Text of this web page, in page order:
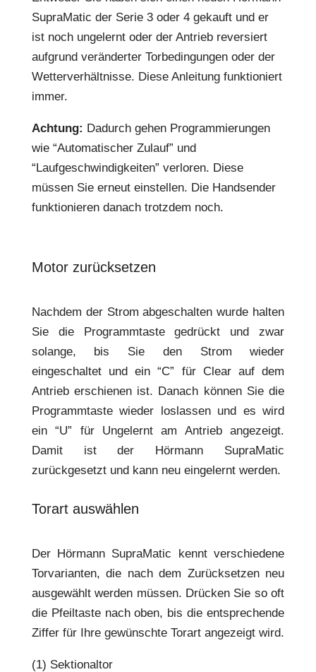
SupraMatic der Serie 3 oder 4 gekauft und er
ist noch ungelernt oder der Antrieb reversiert
aufgrund veränderter Torbedingungen oder der
Wetterverhältnisse. Diese Anleitung funktioniert
immer.
Achtung: Dadurch gehen Programmierungen
wie “Automatischer Zulauf” und
“Laufgeschwindigkeiten” verloren. Diese
müssen Sie erneut einstellen. Die Handsender
funktionieren danach trotzdem noch.
Motor zurücksetzen
Nachdem der Strom abgeschalten wurde halten
Sie die Programmtaste gedrückt und zwar
solange, bis Sie den Strom wieder
eingeschaltet und ein “C” für Clear auf dem
Antrieb erschienen ist. Danach können Sie die
Programmtaste wieder loslassen und es wird
ein “U” für Ungelernt am Antrieb angezeigt.
Damit ist der Hörmann SupraMatic
zurückgesetzt und kann neu eingelernt werden.
Torart auswählen
Der Hörmann SupraMatic kennt verschiedene
Torvarianten, die nach dem Zurücksetzen neu
ausgewählt werden müssen. Drücken Sie so oft
die Pfeiltaste nach oben, bis die entsprechende
Ziffer für Ihre gewünschte Torart angezeigt wird.
(1) Sektionaltor